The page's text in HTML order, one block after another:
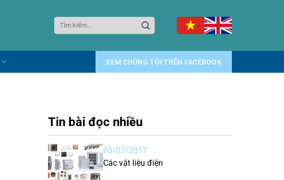
Tìm
kiếm:
XEM CHÚNG TÔI TRÊN FACEBOOK
Tin bài đọc nhiều
05/07/2017
Các vật liệu điện